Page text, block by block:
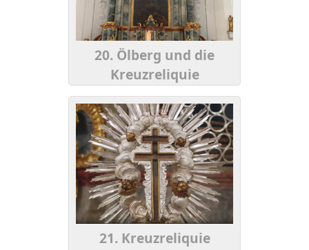
20. Ölberg und die
Kreuzreliquie
21. Kreuzreliquie